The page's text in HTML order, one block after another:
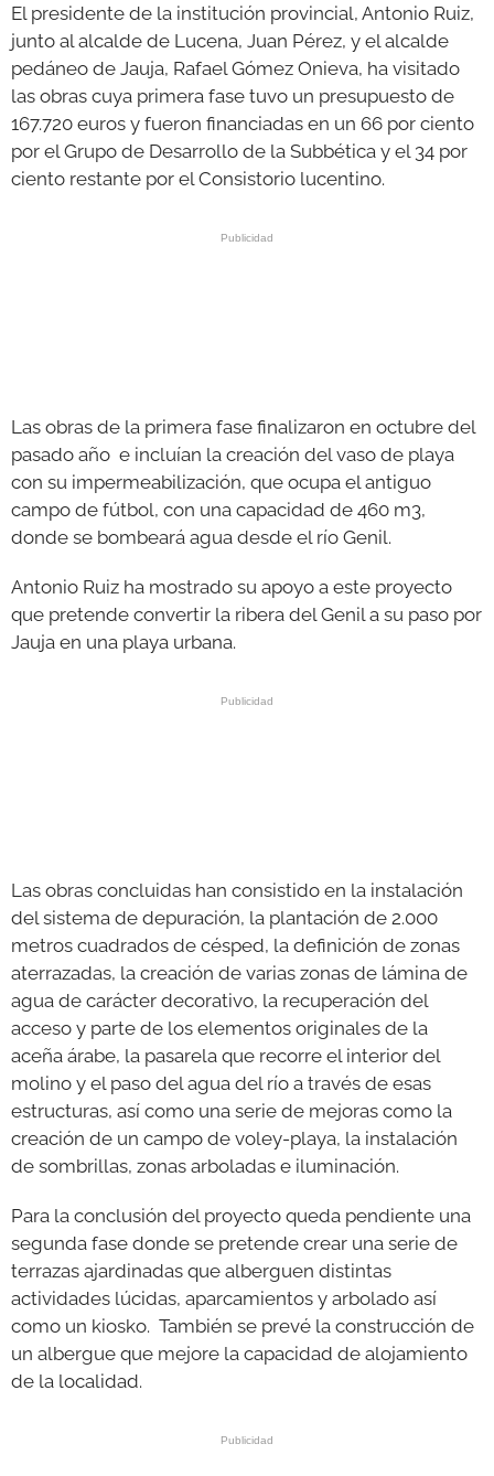
El presidente de la institución provincial, Antonio Ruiz,
junto al alcalde de Lucena, Juan Pérez, y el alcalde
pedáneo de Jauja, Rafael Gómez Onieva, ha visitado
las obras cuya primera fase tuvo un presupuesto de
167.720 euros y fueron financiadas en un 66 por ciento
por el Grupo de Desarrollo de la Subbética y el 34 por
ciento restante por el Consistorio lucentino.
Las obras de la primera fase finalizaron en octubre del
pasado año e incluían la creación del vaso de playa
con su impermeabilización, que ocupa el antiguo
campo de fútbol, con una capacidad de 460 m3,
donde se bombeará agua desde el río Genil.
Antonio Ruiz ha mostrado su apoyo a este proyecto
que pretende convertir la ribera del Genil a su paso por
Jauja en una playa urbana.
Las obras concluidas han consistido en la instalación
del sistema de depuración, la plantación de 2.000
metros cuadrados de césped, la definición de zonas
aterrazadas, la creación de varias zonas de lámina de
agua de carácter decorativo, la recuperación del
acceso y parte de los elementos originales de la
aceña árabe, la pasarela que recorre el interior del
molino y el paso del agua del río a través de esas
estructuras, así como una serie de mejoras como la
creación de un campo de voley-playa, la instalación
de sombrillas, zonas arboladas e iluminación.
Para la conclusión del proyecto queda pendiente una
segunda fase donde se pretende crear una serie de
terrazas ajardinadas que alberguen distintas
actividades lúcidas, aparcamientos y arbolado así
como un kiosko. También se prevé la construcción de
un albergue que mejore la capacidad de alojamiento
de la localidad.